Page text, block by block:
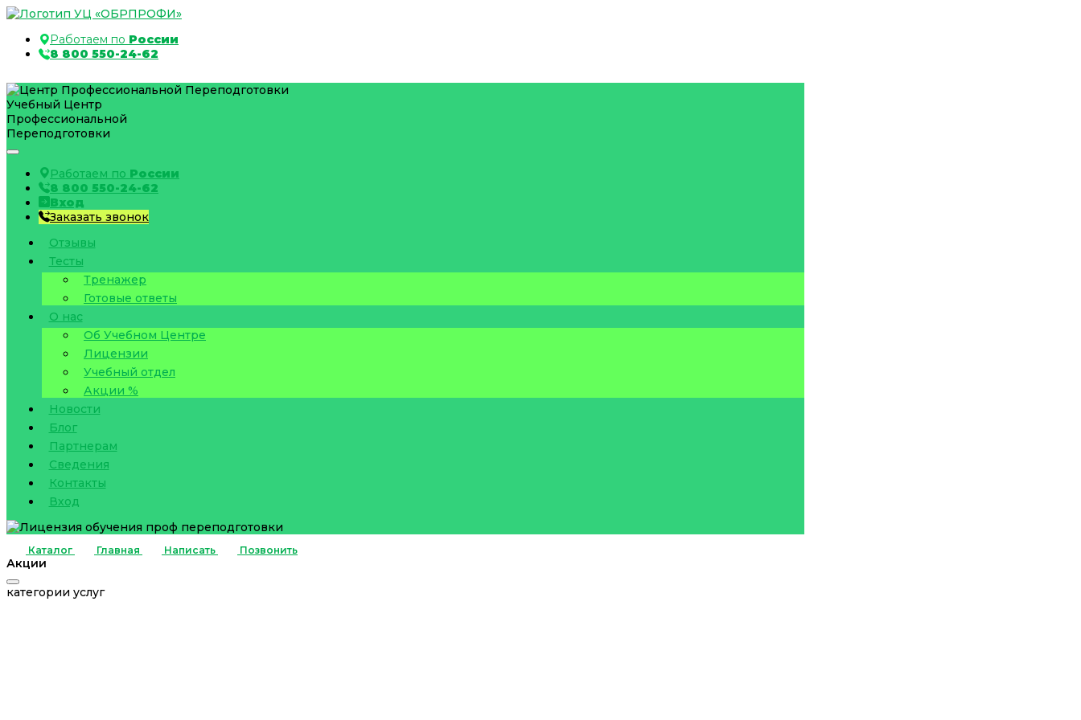
Работаем по России
8 800 550-24-62
Учебный Центр
Профессиональной
Переподготовки
Работаем по России
8 800 550-24-62
Вход
Заказать звонок
Отзывы
Тесты
Тренажер
Готовые ответы
О нас
Об Учебном Центре
Лицензии
Учебный отдел
Акции %
Новости
Блог
Партнерам
Сведения
Контакты
Вход
Каталог Главная Написать Позвонить
Акции
категории услуг